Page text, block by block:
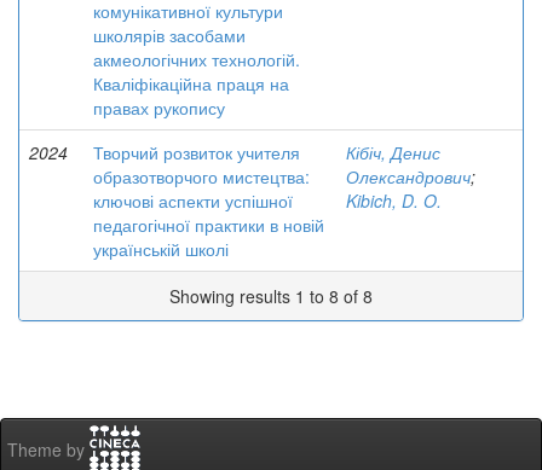
комунікативної культури
школярів засобами
акмеологічних технологій.
Кваліфікаційна праця на
правах рукопису
2024
Творчий розвиток учителя
образотворчого мистецтва:
ключові аспекти успішної
педагогічної практики в новій
українській школі
Кібіч, Денис
Олександрович;
Kibich, D. O.
Showing results 1 to 8 of 8
Theme by